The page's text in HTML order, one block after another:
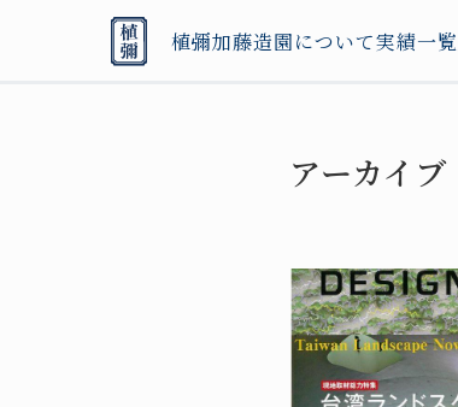
植彌加藤造園について実績一覧
アーカイブ